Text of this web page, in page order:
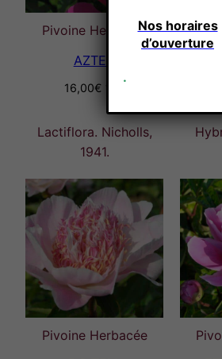
Pivoine Herbacée
AZTEC
16,00€
Lactiflora. Nicholls,
1941.
Pivoine Herbacée
Nos horaires
d’ouverture
.